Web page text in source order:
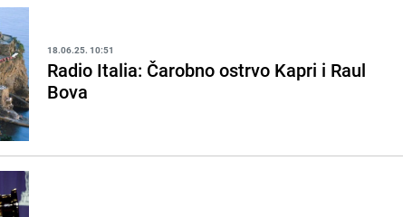
18.06.25. 10:51
Radio Italia: Čarobno ostrvo Kapri i Raul
Bova